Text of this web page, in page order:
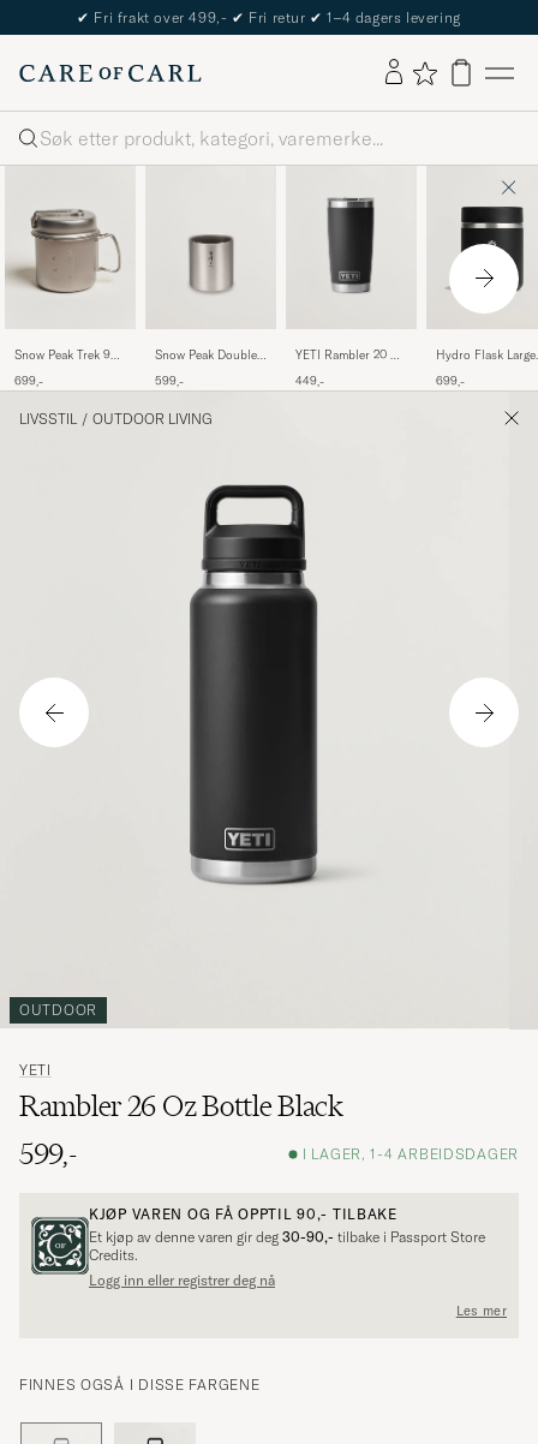
✔ Fri frakt over 499,- ✔ Fri retur ✔ 1–4 dagers levering
Søk
Snow Peak Trek 900
699,-
Snow Peak Double
300 Titanium
599,-
YETI Rambler 20 Oz
449,-
Hydro Flask Large
Black
699,-
LIVSSTIL / OUTDOOR LIVING
OUTDOOR
YETI
Rambler 26 Oz Bottle Black
599,-
I LAGER, 1-4 ARBEIDSDAGER
KJØP VAREN OG FÅ OPPTIL90,- TILBAKE
Et kjøp av denne varen gir deg 30-90,- tilbake i Passport Store
Credits.
Logg inn eller registrer deg nå
Les mer
FINNES OGSÅ I DISSE FARGENE